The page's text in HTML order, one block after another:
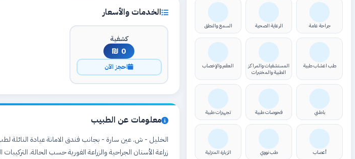
جراحة عامة الرعاية الصحية السمع والنطق
طب اعشاب طبية
المستشفيات والمراكز
الطبية والمختبرات
العقم والإخصاب
باطني فحوصات طبية تجهيزات طبية
أعصاب طب نووي الزيارة المنزلية
الخدمات والأسعار
كشفية
0 ₪
احجز الآن
معلومات عن الطبيب
الخليل - ش. عين سارة - بجانب فندق الامانة عيادة النائلة
زراعة الأسنان الجراحية والزراعة الفورية حسب الحالة.